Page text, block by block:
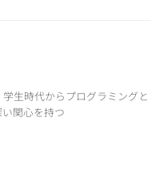
生時代からプログラミングと
関心を持つ